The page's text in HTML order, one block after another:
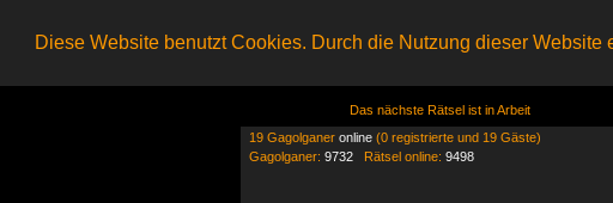
Diese Website benutzt Cookies. Durch die Nutzung dieser
Das nächste Rätsel ist in Arbeit
19 Gagolganer online (0 registrierte und 19 Gäste)
Gagolganer: 9732 Rätsel online: 9498